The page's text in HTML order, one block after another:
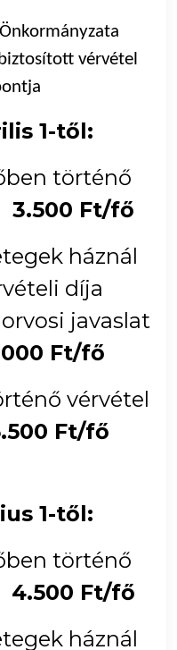
vérvétel
1-től:
történő
3.500 Ft/fő
háznál
díja
javaslat
Ft/fő
vérvétel
Ft/fő
1-től:
történő
4.500 Ft/fő
háznál